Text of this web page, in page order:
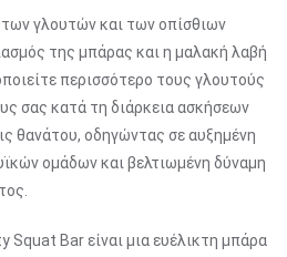
γλουτών και των οπίσθιων
της μπάρας και η μαλακή λαβή
περισσότερο τους γλουτούς
σας κατά τη διάρκεια ασκήσεων
θανάτου, οδηγώντας σε αυξημένη
ομάδων και βελτιωμένη δύναμη
Bar είναι μια ευέλικτη μπάρα